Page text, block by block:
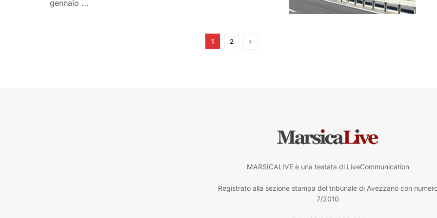
gennaio ...
1 2
MARSICALIVE è una testata di LiveCommunication
Registrato alla sezione stampa del tribunale di Avezzano con
7/2010